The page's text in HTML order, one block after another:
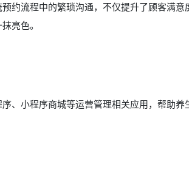
约流程中的繁琐沟通，不仅提升了顾客满意
亮色。
、小程序商城等运营管理相关应用，帮助养